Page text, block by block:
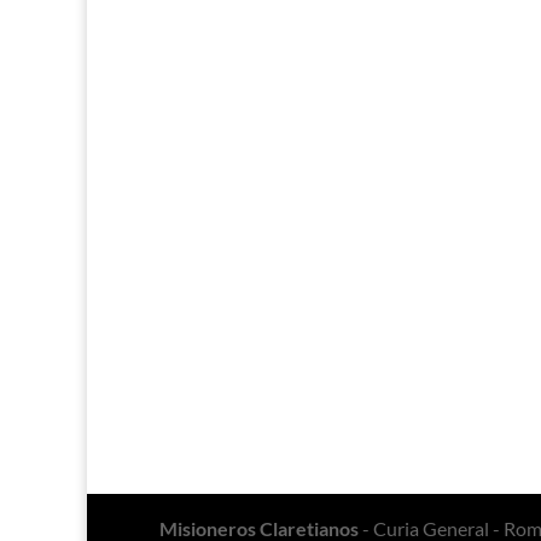
Misioneros Claretianos - Curia General -